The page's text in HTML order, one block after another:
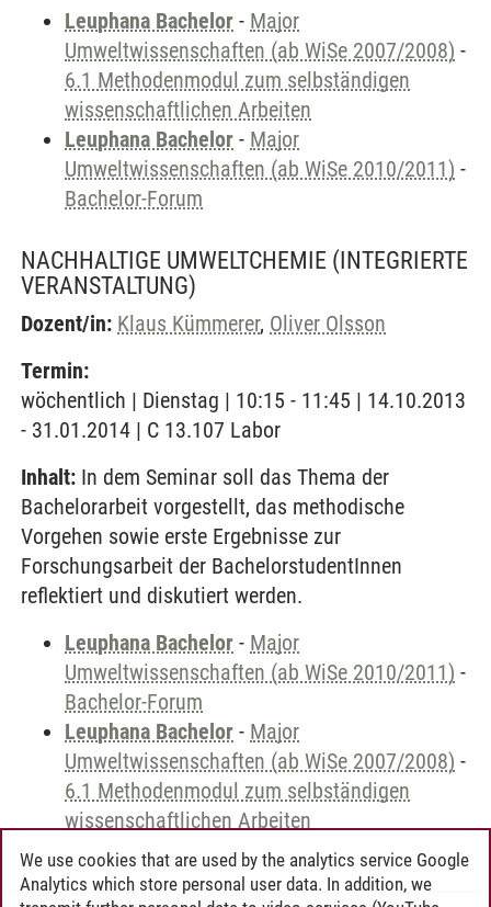
Leuphana Bachelor - Major
Umweltwissenschaften (ab WiSe 2007/2008) -
6.1 Methodenmodul zum selbständigen
wissenschaftlichen Arbeiten
Leuphana Bachelor - Major
Umweltwissenschaften (ab WiSe 2010/2011) -
Bachelor-Forum
NACHHALTIGE UMWELTCHEMIE (INTEGRIERTE
VERANSTALTUNG)
Dozent/in: Klaus Kümmerer, Oliver Olsson
Termin:
wöchentlich | Dienstag | 10:15 - 11:45 | 14.10.2013
- 31.01.2014 | C 13.107 Labor
Inhalt: In dem Seminar soll das Thema der
Bachelorarbeit vorgestellt, das methodische
Vorgehen sowie erste Ergebnisse zur
Forschungsarbeit der BachelorstudentInnen
reflektiert und diskutiert werden.
Leuphana Bachelor - Major
Umweltwissenschaften (ab WiSe 2010/2011) -
Bachelor-Forum
Leuphana Bachelor - Major
Umweltwissenschaften (ab WiSe 2007/2008) -
6.1 Methodenmodul zum selbständigen
wissenschaftlichen Arbeiten
We use cookies that are used by the analytics service Google
Analytics which store personal user data. In addition, we